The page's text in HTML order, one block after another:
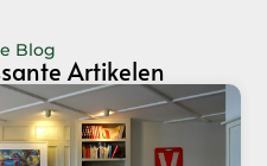
Blog
Artikelen